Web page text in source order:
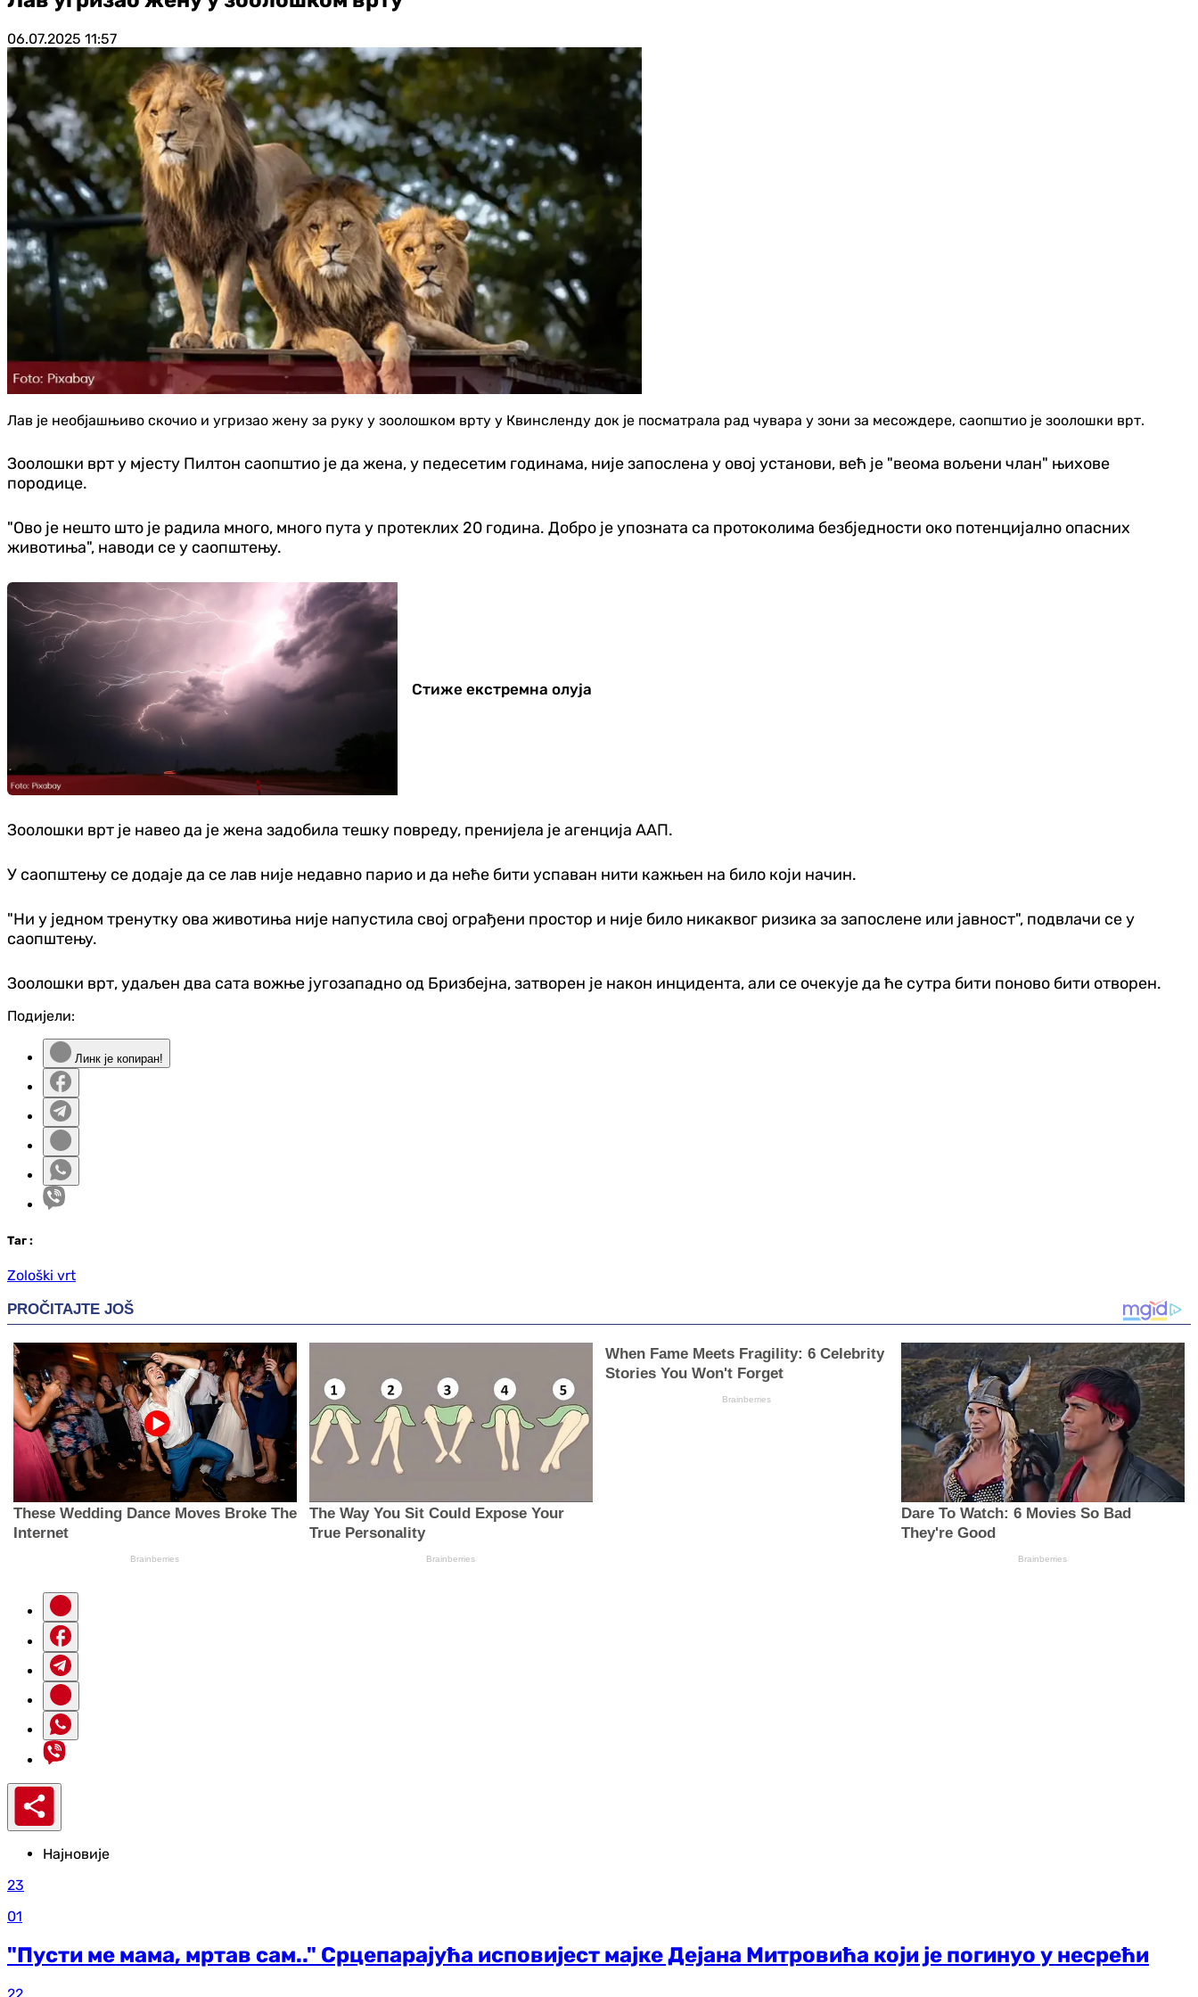
06.07.2025 11:57
Лав је необјашњиво скочио и угризао жену за руку у зоолошком врту у Квинсленду док је посматрала рад чувара у зони за месождере, саопштио је зоолошки врт.
Зоолошки врт у мјесту Пилтон саопштио је да жена, у педесетим годинама, није запослена у овој установи, већ је "веома вољени члан" њихове
породице.
"Ово је нешто што је радила много, много пута у протеклих 20 година. Добро је упозната са протоколима безбједности око потенцијално опасних
животиња", наводи се у саопштењу.
Стиже екстремна олуја
Зоолошки врт је навео да је жена задобила тешку повреду, пренијела је агенција ААП.
У саопштењу се додаје да се лав није недавно парио и да неће бити успаван нити кажњен на било који начин.
"Ни у једном тренутку ова животиња није напустила свој ограђени простор и није било никаквог ризика за запослене или јавност", подвлачи се у
саопштењу.
Зоолошки врт, удаљен два сата вожње југозападно од Бризбејна, затворен је након инцидента, али се очекује да ће сутра бити поново бити отворен.
Подијели:
Линк је копиран!
Таг :
Zološki vrt
Најновије
23
01
"Пусти ме мама, мртав сам.." Срцепарајућа исповијест мајке Дејана Митровића који је погинуо у несрећи